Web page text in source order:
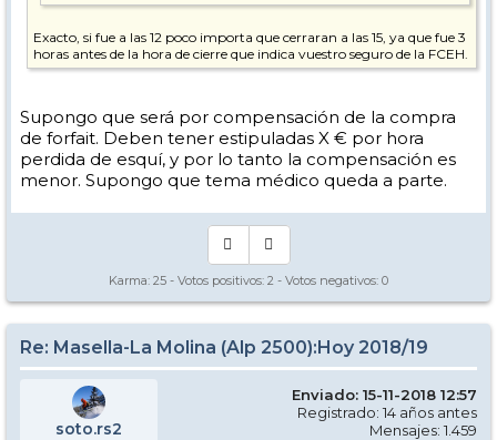
Exacto, si fue a las 12 poco importa que cerraran a las 15, ya que fue 3
horas antes de la hora de cierre que indica vuestro seguro de la FCEH.
Supongo que será por compensación de la compra
de forfait. Deben tener estipuladas X € por hora
perdida de esquí, y por lo tanto la compensación es
menor. Supongo que tema médico queda a parte.
Karma: 25 - Votos positivos: 2 - Votos negativos: 0
Re: Masella-La Molina (Alp 2500):Hoy 2018/19
soto.rs2
Enviado: 15-11-2018 12:57
Registrado: 14 años antes
Mensajes: 1.459